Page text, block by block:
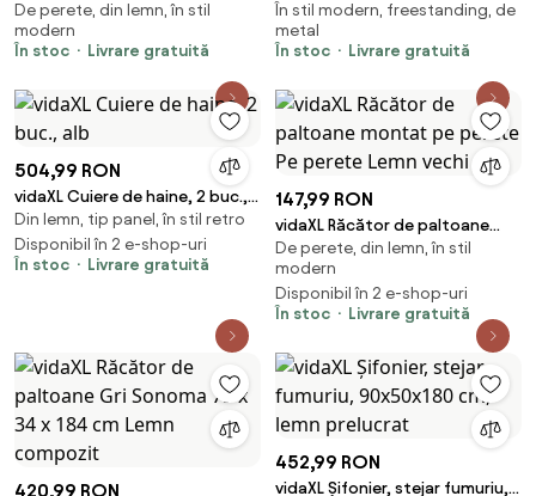
montat pe perete Pe perete
Gri din beton
De perete, din lemn, în stil
modern
În stoc
Livrare gratuită
sticlă securizată, design 2
coloane, negru
În stil modern, freestanding, de
metal
În stoc
Livrare gratuită
504,99 RON
vidaXL Cuiere de haine, 2 buc.,
alb
Din lemn, tip panel, în stil retro
Disponibil în 2 e-shop-uri
În stoc
Livrare gratuită
147,99 RON
vidaXL Răcător de paltoane
montat pe perete Pe perete
Lemn vechi
De perete, din lemn, în stil
modern
Disponibil în 2 e-shop-uri
În stoc
Livrare gratuită
420,99 RON
452,99 RON
vidaXL Șifonier, stejar fumuriu,